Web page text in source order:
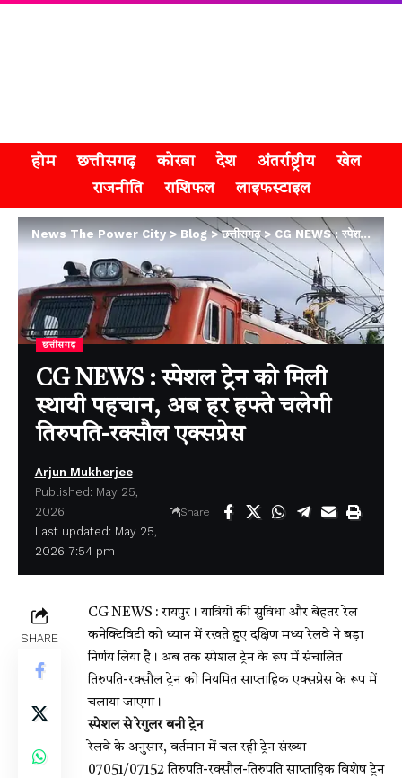
होम छत्तीसगढ़ कोरबा देश अंतर्राष्ट्रीय
खेल
राजनीति
राशिफल लाइफस्टाइल
News The Power City>Blog>छत्तीसगढ़>CG NEWS : स्पेशल ट्रेन को मिली स्थायी पहचान, अब हर हफ्ते चलेगी तिरुपति-रक्सौल एक्सप्रेस
छत्तीसगढ़
CG NEWS : स्पेशल ट्रेन को मिली
स्थायी पहचान, अब हर हफ्ते चलेगी
तिरुपति-रक्सौल एक्सप्रेस
Last updated: May 25,
2026 7:54 pm
Arjun Mukherjee
Published: May 25,
2026
Share
SHARE
CG NEWS : रायपुर। यात्रियों की सुविधा और बेहतर रेल
कनेक्टिविटी को ध्यान में रखते हुए दक्षिण मध्य रेलवे ने बड़ा
निर्णय लिया है। अब तक स्पेशल ट्रेन के रूप में संचालित
तिरुपति-रक्सौल ट्रेन को नियमित साप्ताहिक एक्सप्रेस के रूप में
चलाया जाएगा।
स्पेशल से रेगुलर बनी ट्रेन
रेलवे के अनुसार, वर्तमान में चल रही ट्रेन संख्या
07051/07152 तिरुपति-रक्सौल-तिरुपति साप्ताहिक विशेष ट्रेन